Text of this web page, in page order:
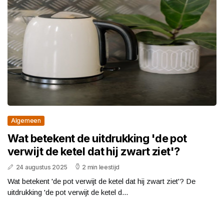
Algemeen
Wat betekent de uitdrukking 'de pot
verwijt de ketel dat hij zwart ziet'?
24 augustus 2025 2 min leestijd
Wat betekent 'de pot verwijt de ketel dat hij zwart ziet'? De
uitdrukking 'de pot verwijt de ketel d...